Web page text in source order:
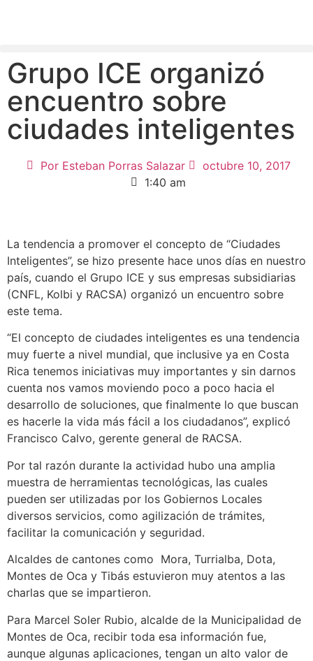
Grupo ICE organizó
encuentro sobre
ciudades inteligentes
PorEsteban Porras Salazar
octubre 10, 2017
1:40 am
La tendencia a promover el concepto de “Ciudades
Inteligentes”, se hizo presente hace unos días en nuestro
país, cuando el Grupo ICE y sus empresas subsidiarias
(CNFL, Kolbi y RACSA) organizó un encuentro sobre
este tema.
“El concepto de ciudades inteligentes es una tendencia
muy fuerte a nivel mundial, que inclusive ya en Costa
Rica tenemos iniciativas muy importantes y sin darnos
cuenta nos vamos moviendo poco a poco hacia el
desarrollo de soluciones, que finalmente lo que buscan
es hacerle la vida más fácil a los ciudadanos”, explicó
Francisco Calvo, gerente general de RACSA.
Por tal razón durante la actividad hubo una amplia
muestra de herramientas tecnológicas, las cuales
pueden ser utilizadas por los Gobiernos Locales
diversos servicios, como agilización de trámites,
facilitar la comunicación y seguridad.
Alcaldes de cantones como Mora, Turrialba, Dota,
Montes de Oca y Tibás estuvieron muy atentos a las
charlas que se impartieron.
Para Marcel Soler Rubio, alcalde de la Municipalidad de
Montes de Oca, recibir toda esa información fue,
aunque algunas aplicaciones, tengan un alto valor de